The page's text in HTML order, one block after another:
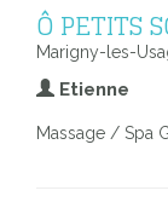
Ô PETITS
Marigny-les-
Etienne
Massage / Spa